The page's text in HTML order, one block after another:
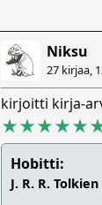
Niksu
27 kirjaa,
kirjoitti kirja-
Hobitti:
J. R. R. Tolkien